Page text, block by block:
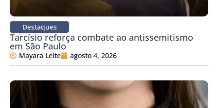
Destaques
Tarcísio reforça combate ao antissemitismo
em São Paulo
Mayara Leite agosto 4, 2026